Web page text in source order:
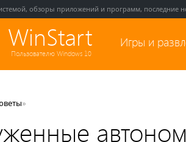
обзоры приложений и программ, последние
WinStart
Пользователю Windows 10
Игры и
»